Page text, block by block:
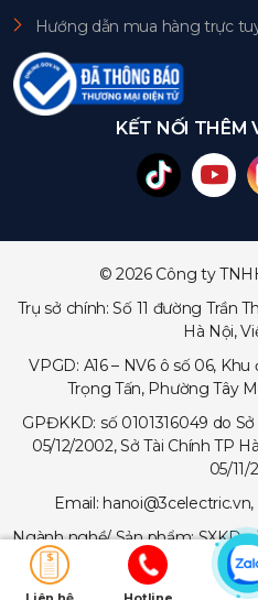
Hướng dẫn mua hàng trực
KẾT NỐI THÊM
© 2026 Công ty
Trụ sở chính: Số 11 đường Trần
Hà Nội,
VPGD: A16 – NV6 ô số 06,
Trọng Tấn, Phường Tây
GPĐKKD: số 0101316049 do
05/12/2002, Sở Tài Chính TP
05/11/
Email:
Ngành nghề/ Sản phẩm: SXKD
trạm viễn thông, tủ điện,